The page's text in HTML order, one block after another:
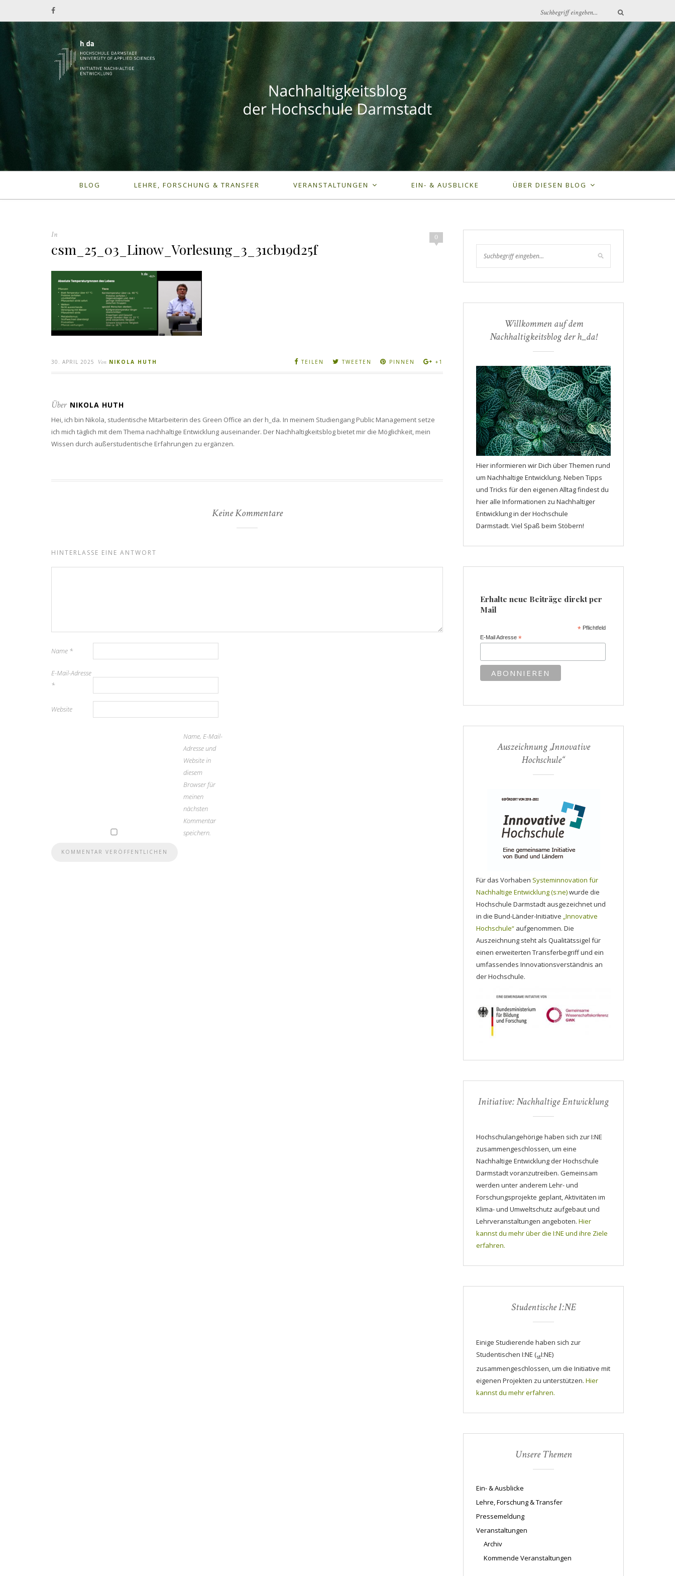
BLOG LEHRE, FORSCHUNG & TRANSFER VERANSTALTUNGEN EIN- & AUSBLICKE ÜBER DIESEN BLOG
0
In
csm_25_03_Linow_Vorlesung_3_31cb19d25f
30. APRIL 2025 Von NIKOLA HUTH TEILEN TWEETEN PINNEN +1
Über NIKOLA HUTH
Hei, ich bin Nikola, studentische Mitarbeiterin des Green Office an der h_da. In meinem Studiengang Public Management setze
ich mich täglich mit dem Thema nachhaltige Entwicklung auseinander. Der Nachhaltigkeitsblog bietet mir die Möglichkeit, mein
Wissen durch außerstudentische Erfahrungen zu ergänzen.
Keine Kommentare
HINTERLASSE EINE ANTWORT
Name *
E-Mail-Adresse
*
Website
Name, E-Mail-
Adresse und
Website in
diesem
Browser für
meinen
nächsten
Kommentar
speichern.
Willkommen auf dem
Nachhaltigkeitsblog der h_da!
Hier informieren wir Dich über Themen rund
um Nachhaltige Entwicklung. Neben Tipps
und Tricks für den eigenen Alltag findest du
hier alle Informationen zu Nachhaltiger
Entwicklung in der Hochschule
Darmstadt. Viel Spaß beim Stöbern!
Erhalte neue Beiträge direkt per
Mail
*Pflichtfeld
E-Mail Adresse*
Auszeichnung „Innovative
Hochschule“
Für das Vorhaben Systeminnovation für
Nachhaltige Entwicklung (s:ne)wurde die
Hochschule Darmstadt ausgezeichnet und
in die Bund-Länder-Initiative „Innovative
Hochschule“ aufgenommen. Die
Auszeichnung steht als Qualitätssigel für
einen erweiterten Transferbegriff und ein
umfassendes Innovationsverständnis an
der Hochschule.
Initiative: Nachhaltige Entwicklung
Hochschulangehörige haben sich zur I:NE
zusammengeschlossen, um eine
Nachhaltige Entwicklung der Hochschule
Darmstadt voranzutreiben. Gemeinsam
werden unter anderem Lehr- und
Forschungsprojekte geplant, Aktivitäten im
Klima- und Umweltschutz aufgebaut und
Lehrveranstaltungen angeboten. Hier
kannst du mehr über die I:NE und ihre Ziele
erfahren.
Studentische I:NE
Einige Studierende haben sich zur
Studentischen I:NE (stI:NE)
zusammengeschlossen, um die Initiative mit
eigenen Projekten zu unterstützen. Hier
kannst du mehr erfahren.
Unsere Themen
Ein- & Ausblicke
Lehre, Forschung & Transfer
Pressemeldung
Veranstaltungen
Archiv
Kommende Veranstaltungen